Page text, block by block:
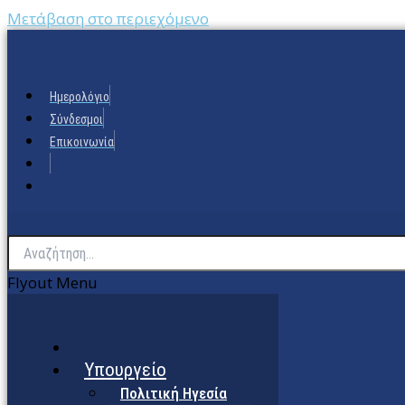
Μετάβαση στο περιεχόμενο
Ημερολόγιο
Σύνδεσμοι
Επικοινωνία
Flyout Menu
Υπουργείο
Πολιτική Ηγεσία